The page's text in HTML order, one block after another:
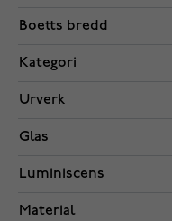
Boetts bredd
Kategori
Urverk
Glas
Luminiscens
Material